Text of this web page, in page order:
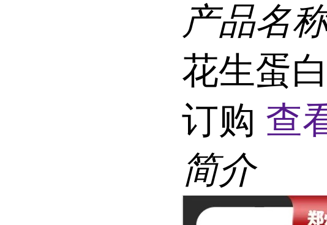
产品名
花生蛋
订购 查
简介